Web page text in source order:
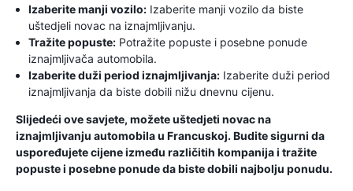
Izaberite manji vozilo: Izaberite manji vozilo da biste
uštedjeli novac na iznajmljivanju.
Tražite popuste: Potražite popuste i posebne ponude
iznajmljivača automobila.
Izaberite duži period iznajmljivanja: Izaberite duži period
iznajmljivanja da biste dobili nižu dnevnu cijenu.
Slijedeći ove savjete, možete uštedjeti novac na
iznajmljivanju automobila u Francuskoj. Budite sigurni da
uspoređujete cijene između različitih kompanija i tražite
popuste i posebne ponude da biste dobili najbolju ponudu.